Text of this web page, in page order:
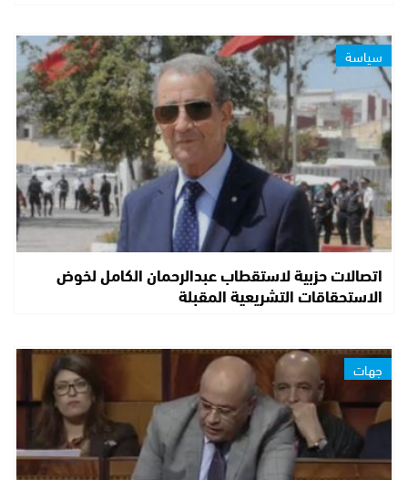
سياسة
اتصالات حزبية لاستقطاب عبدالرحمان الكامل لخوض
الاستحقاقات التشريعية المقبلة
جهات